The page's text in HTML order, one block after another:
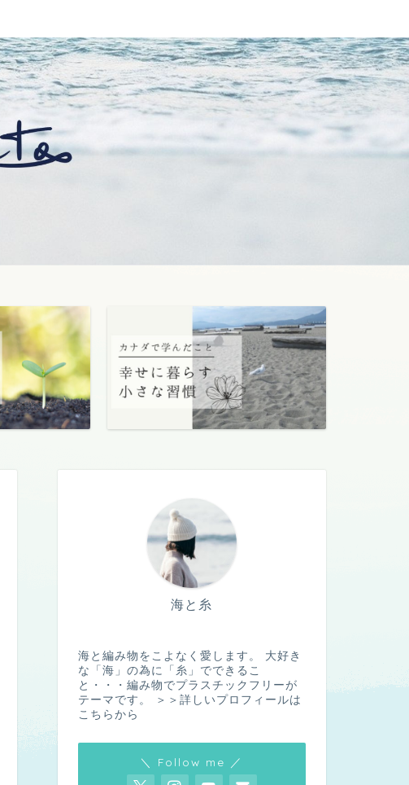
海と糸
海と編み物をこよなく愛します。 大好き
な「海」の為に「糸」でできるこ
と・・・編み物でプラスチックフリーが
テーマです。
＞＞詳しいプロフィールは
こちらから
＼ Follow me ／